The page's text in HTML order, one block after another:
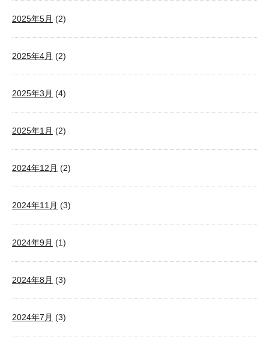
2025年5月 (2)
2025年4月 (2)
2025年3月 (4)
2025年1月 (2)
2024年12月 (2)
2024年11月 (3)
2024年9月 (1)
2024年8月 (3)
2024年7月 (3)